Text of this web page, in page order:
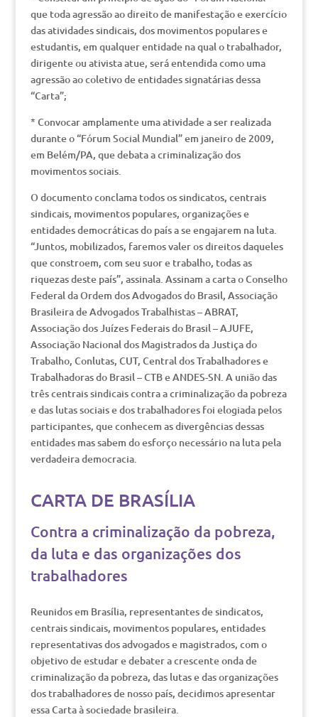
que toda agressão ao direito de manifestação e exercício
das atividades sindicais, dos movimentos populares e
estudantis, em qualquer entidade na qual o trabalhador,
dirigente ou ativista atue, será entendida como uma
agressão ao coletivo de entidades signatárias dessa
“Carta”;
* Convocar amplamente uma atividade a ser realizada
durante o “Fórum Social Mundial” em janeiro de 2009,
em Belém/PA, que debata a criminalização dos
movimentos sociais.
O documento conclama todos os sindicatos, centrais
sindicais, movimentos populares, organizações e
entidades democráticas do país a se engajarem na luta.
“Juntos, mobilizados, faremos valer os direitos daqueles
que constroem, com seu suor e trabalho, todas as
riquezas deste país”, assinala. Assinam a carta o Conselho
Federal da Ordem dos Advogados do Brasil, Associação
Brasileira de Advogados Trabalhistas – ABRAT,
Associação dos Juízes Federais do Brasil – AJUFE,
Associação Nacional dos Magistrados da Justiça do
Trabalho, Conlutas, CUT, Central dos Trabalhadores e
Trabalhadoras do Brasil – CTB e ANDES-SN. A união das
três centrais sindicais contra a criminalização da pobreza
e das lutas sociais e dos trabalhadores foi elogiada pelos
participantes, que conhecem as divergências dessas
entidades mas sabem do esforço necessário na luta pela
verdadeira democracia.
CARTA DE BRASÍLIA
Contra a criminalização da pobreza,
da luta e das organizações dos
trabalhadores
Reunidos em Brasília, representantes de sindicatos,
centrais sindicais, movimentos populares, entidades
representativas dos advogados e magistrados, com o
objetivo de estudar e debater a crescente onda de
criminalização da pobreza, das lutas e das organizações
dos trabalhadores de nosso país, decidimos apresentar
essa Carta à sociedade brasileira.